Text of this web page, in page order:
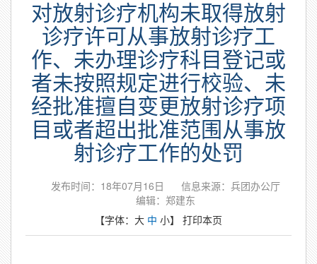
对放射诊疗机构未取得放射
诊疗许可从事放射诊疗工
作、未办理诊疗科目登记或
者未按照规定进行校验、未
经批准擅自变更放射诊疗项
目或者超出批准范围从事放
射诊疗工作的处罚
发布时间：18年07月16日
信息来源：兵团办公厅
编辑：郑建东
【字体： 大 中 小】 打印本页